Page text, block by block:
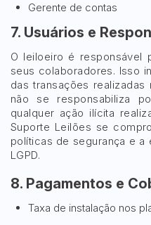
Gerente de contas
7. Usuários e
O leiloeiro é responsável
seus colaboradores. Isso
das transações
não se responsabiliza
qualquer ação ilícita
Suporte Leilões se
políticas de segurança e
LGPD.
8. Pagamentos e
Taxa de instalação nos